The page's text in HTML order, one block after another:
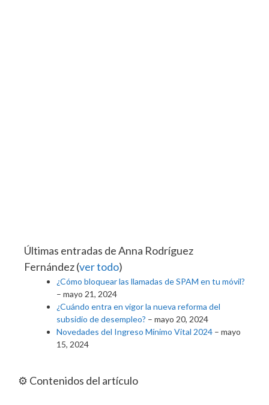
Últimas entradas de Anna Rodríguez
Fernández(ver todo)
¿Cómo bloquear las llamadas de SPAM en tu móvil?
– mayo 21, 2024
¿Cuándo entra en vigor la nueva reforma del
subsidio de desempleo? – mayo 20, 2024
Novedades del Ingreso Mínimo Vital 2024 – mayo
15, 2024
⚙️ Contenidos del artículo